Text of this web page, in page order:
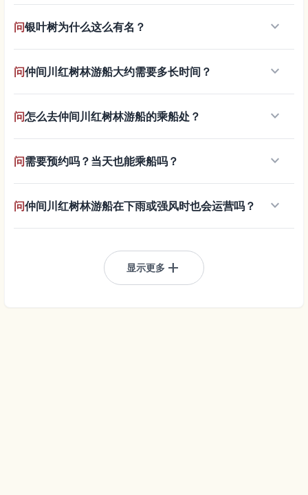
问银叶树为什么这么有名？ keyboard_arrow_down
问仲间川红树林游船大约需要多长时间？ keyboard_arrow_down
问怎么去仲间川红树林游船的乘船处？ keyboard_arrow_down
问需要预约吗？当天也能乘船吗？ keyboard_arrow_down
问仲间川红树林游船在下雨或强风时也会运营吗？ keyboard_arrow_down
显示更多 add